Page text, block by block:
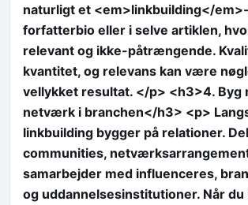
naturligt et <em>linkbuilding</
forfatterbio eller i selve artiklen,
relevant og ikke-påtrængende.
kvantitet, og relevans kan være
vellykket resultat. </p> <h3>4. Byg
netværk i branchen</h3> <p>
linkbuilding bygger på relationer.
communities,
samarbejder med influenceres,
og uddannelsesinstitutioner. Når